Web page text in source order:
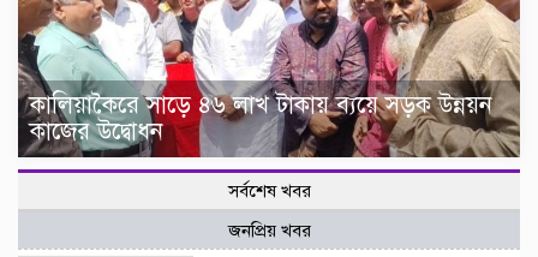
কালিয়াকৈরে সাড়ে ৪৬ লাখ টাকায় ব্যয়ে সড়ক উন্নয়ন
কাজের উদ্বোধন
সর্বশেষ খবর
জনপ্রিয় খবর